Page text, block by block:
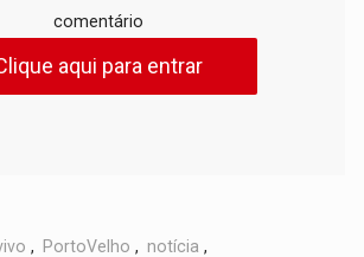
comentário
aqui para entrar
, PortoVelho , notícia ,